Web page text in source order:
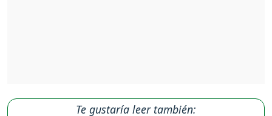
Te gustaría leer también: